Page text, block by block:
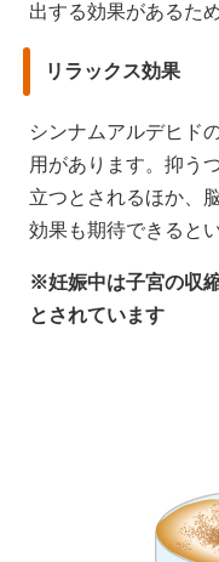
出する効果があるた
リラックス効果
シンナムアルデヒド
用があります。抑う
立つとされるほか、
効果も期待できると
※妊娠中は子宮の収
とされています